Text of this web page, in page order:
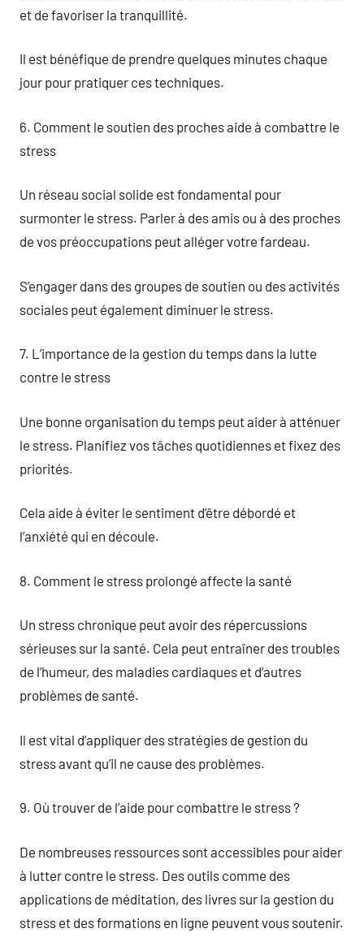
et de favoriser la tranquillité.
Il est bénéfique de prendre quelques minutes chaque
jour pour pratiquer ces techniques.
6. Comment le soutien des proches aide à combattre le
stress
Un réseau social solide est fondamental pour
surmonter le stress. Parler à des amis ou à des proches
de vos préoccupations peut alléger votre fardeau.
S’engager dans des groupes de soutien ou des activités
sociales peut également diminuer le stress.
7. L’importance de la gestion du temps dans la lutte
contre le stress
Une bonne organisation du temps peut aider à atténuer
le stress. Planifiez vos tâches quotidiennes et fixez des
priorités.
Cela aide à éviter le sentiment d’être débordé et
l’anxiété qui en découle.
8. Comment le stress prolongé affecte la santé
Un stress chronique peut avoir des répercussions
sérieuses sur la santé. Cela peut entraîner des troubles
de l’humeur, des maladies cardiaques et d’autres
problèmes de santé.
Il est vital d’appliquer des stratégies de gestion du
stress avant qu’il ne cause des problèmes.
9. Où trouver de l’aide pour combattre le stress ?
De nombreuses ressources sont accessibles pour aider
à lutter contre le stress. Des outils comme des
applications de méditation, des livres sur la gestion du
stress et des formations en ligne peuvent vous soutenir.